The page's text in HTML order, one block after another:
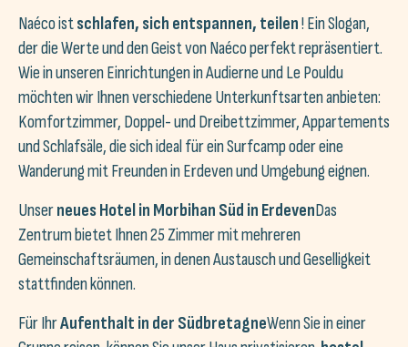
Naéco istschlafen, sich entspannen, teilen! Ein Slogan,
der die Werte und den Geist von Naéco perfekt repräsentiert.
Wie in unseren Einrichtungen in Audierne und Le Pouldu
möchten wir Ihnen verschiedene Unterkunftsarten anbieten:
Komfortzimmer, Doppel- und Dreibettzimmer, Appartements
und Schlafsäle, die sich ideal für ein Surfcamp oder eine
Wanderung mit Freunden in Erdeven und Umgebung eignen.
Unserneues Hotel in Morbihan Süd in ErdevenDas
Zentrum bietet Ihnen 25 Zimmer mit mehreren
Gemeinschaftsräumen, in denen Austausch und Geselligkeit
stattfinden können.
Für IhrAufenthalt in der SüdbretagneWenn Sie in einer